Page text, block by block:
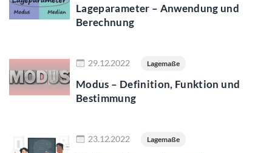
Lageparameter – Anwendung und
Berechnung
29.12.2022 Lagemaße
Modus – Definition, Funktion und
Bestimmung
23.12.2022 Lagemaße